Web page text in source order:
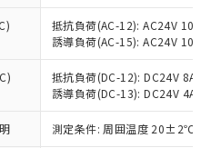
抵抗負荷(AC-12): AC24V 10A/
誘導負荷(AC-15): AC24V
抵抗負荷(DC-12): DC24V 8A/
誘導負荷(DC-13): DC24V 4A/
測定条件: 周囲温度 20±2℃、
ただき、同意のうえ
が提供可能な商品で
令（10物質）の非含
り替える予定のある
指令（10物質）の
で、対応品を出す予